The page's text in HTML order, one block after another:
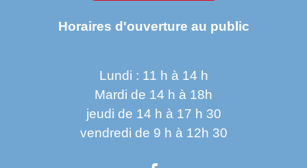
Horaires d'ouverture au public
Lundi : 11 h à 14 h
Mardi de 14 h à 18h
jeudi de 14 h à 17 h 30
vendredi de 9 h à 12h 30